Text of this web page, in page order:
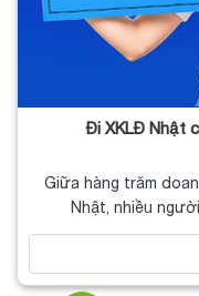
Đi XKLĐ Nhật
Giữa hàng trăm
Nhật, nhiều